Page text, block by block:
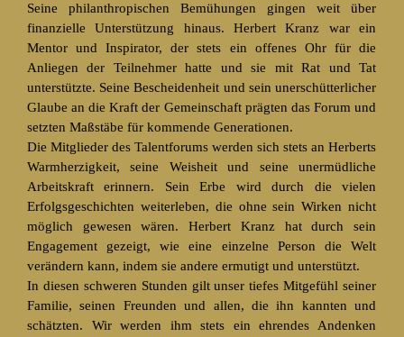
Seine philanthropischen Bemühungen gingen weit über
finanzielle Unterstützung hinaus. Herbert Kranz war ein
Mentor und Inspirator, der stets ein offenes Ohr für die
Anliegen der Teilnehmer hatte und sie mit Rat und Tat
unterstützte. Seine Bescheidenheit und sein unerschütterlicher
Glaube an die Kraft der Gemeinschaft prägten das Forum und
setzten Maßstäbe für kommende Generationen.
Die Mitglieder des Talentforums werden sich stets an Herberts
Warmherzigkeit, seine Weisheit und seine unermüdliche
Arbeitskraft erinnern. Sein Erbe wird durch die vielen
Erfolgsgeschichten weiterleben, die ohne sein Wirken nicht
möglich gewesen wären. Herbert Kranz hat durch sein
Engagement gezeigt, wie eine einzelne Person die Welt
verändern kann, indem sie andere ermutigt und unterstützt.
In diesen schweren Stunden gilt unser tiefes Mitgefühl seiner
Familie, seinen Freunden und allen, die ihn kannten und
schätzten. Wir werden ihm stets ein ehrendes Andenken